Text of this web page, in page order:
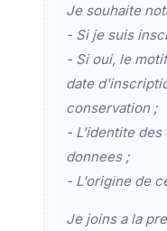
Je souhaite
- Si je suis
- Si oui, le
date
conservation ;
- L'identite des
donnees ;
- L'origine de
Je joins a la